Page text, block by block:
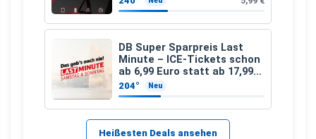
DB Super Sparpreis Last
Minute – ICE-Tickets schon
ab 6,99 Euro statt ab 17,99
Euro
204° Neu
Heißesten Deals ansehen